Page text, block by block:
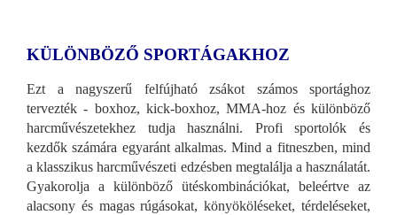
KÜLÖNBÖZŐ SPORTÁGAKHOZ
Ezt a nagyszerű felfújható zsákot számos sportághoz
tervezték - boxhoz, kick-boxhoz, MMA-hoz és különböző
harcművészetekhez tudja használni. Profi sportolók és
kezdők számára egyaránt alkalmas. Mind a fitneszben, mind
a klasszikus harcművészeti edzésben megtalálja a használatát.
Gyakorolja a különböző ütéskombinációkat, beleértve az
alacsony és magas rúgásokat, könyököléseket, térdeléseket,